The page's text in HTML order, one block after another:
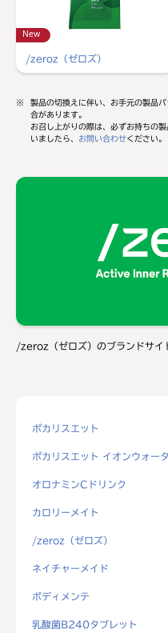
New
/zeroz（ゼロズ）
※
製品の切換えに伴い、お手元の製品
合があります。
お召し上がりの際は、必ずお持ちの
いましたら、 お問い合わせください。
/zeroz（ゼロズ）のブランドサイ
ポカリスエット
ポカリスエット イオンウォー
オロナミンCドリンク
カロリーメイト
/zeroz（ゼロズ）
ネイチャーメイド
ボディメンテ
乳酸菌B240タブレット